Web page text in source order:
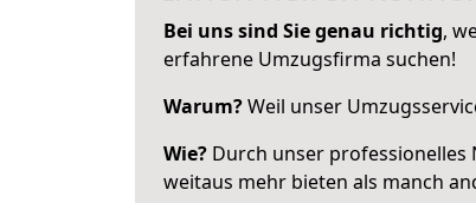
Bei uns sind Sie genau richtig,
erfahrene Umzugsfirma suchen!
Warum?Weil unser
Wie? Durch unser
weitaus mehr bieten als manch